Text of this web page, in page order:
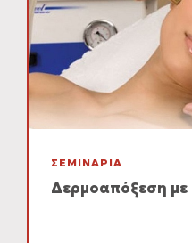
ΣΕΜΙΝΑΡΙΑ
Δερμοαπόξεση με